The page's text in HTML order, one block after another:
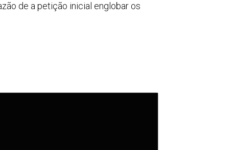
de a petição inicial englobar os